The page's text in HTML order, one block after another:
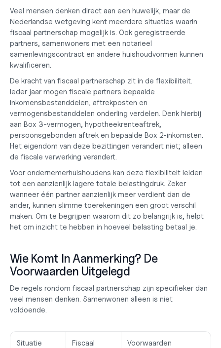
Veel mensen denken direct aan een huwelijk, maar de
Nederlandse wetgeving kent meerdere situaties waarin
fiscaal partnerschap mogelijk is. Ook geregistreerde
partners, samenwoners met een notarieel
samenlevingscontract en andere huishoudvormen kunnen
kwalificeren.
De kracht van fiscaal partnerschap zit in de flexibiliteit.
Ieder jaar mogen fiscale partners bepaalde
inkomensbestanddelen, aftrekposten en
vermogensbestanddelen onderling verdelen. Denk hierbij
aan Box 3-vermogen, hypotheekrenteaftrek,
persoonsgebonden aftrek en bepaalde Box 2-inkomsten.
Het eigendom van deze bezittingen verandert niet; alleen
de fiscale verwerking verandert.
Voor ondernemerhuishoudens kan deze flexibiliteit leiden
tot een aanzienlijk lagere totale belastingdruk. Zeker
wanneer één partner aanzienlijk meer verdient dan de
ander, kunnen slimme toerekeningen een groot verschil
maken. Om te begrijpen waarom dit zo belangrijk is, helpt
het om inzicht te hebben in hoeveel belasting betaal je.
Wie Komt In Aanmerking? De
Voorwaarden Uitgelegd
De regels rondom fiscaal partnerschap zijn specifieker dan
veel mensen denken. Samenwonen alleen is niet
voldoende.
Situatie
Fiscaal
Voorwaarden